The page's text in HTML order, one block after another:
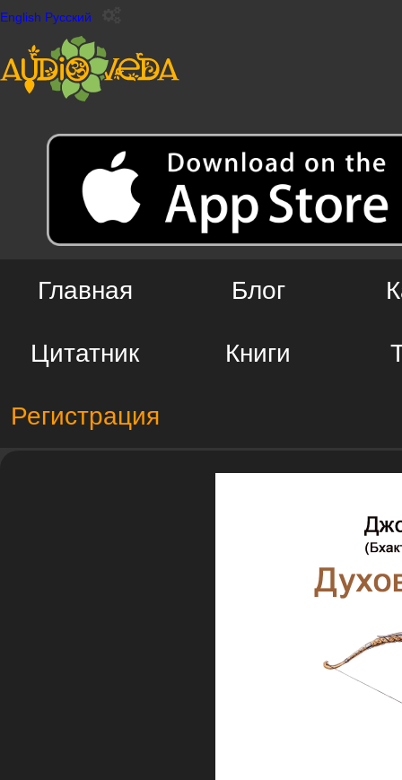
English Русский
Главная Блог
Цитатник Книги
Регистрация